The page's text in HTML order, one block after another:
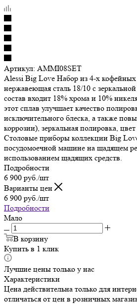
Артикул: AMMI08SET
Alessi Big Love Набор из 4-х
нержавеющая сталь 18/10 с
состав входит 18% хрома и 10%
этот сплав улучшает качество
исключительного блеска, а также
коррозии), зеркальная полировка,
Столовые приборы коллекции Big
посудомоечной машине на щадящем
использованием щадящих средств.
Подробности
6 900 руб. /шт
Варианты цен
6 900 руб. /шт
Подробности
Мало
В корзину
Купить в 1 клик
Лучшие цены только у нас
Характеристики
Цена действительна только для
отличаться от цен в розничных